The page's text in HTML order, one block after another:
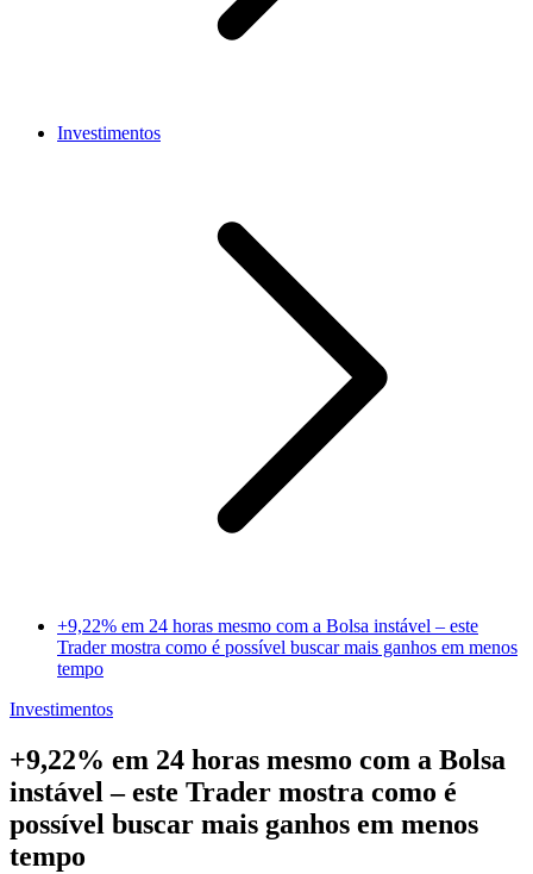
Investimentos
+9,22% em 24 horas mesmo com a Bolsa instável – este
Trader mostra como é possível buscar mais ganhos em menos
tempo
Investimentos
+9,22% em 24 horas mesmo com a Bolsa
instável – este Trader mostra como é
possível buscar mais ganhos em menos
tempo